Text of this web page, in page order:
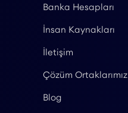
Banka Hesapları
İnsan Kaynakları
İletişim
Çözüm Ortaklarımız
Blog